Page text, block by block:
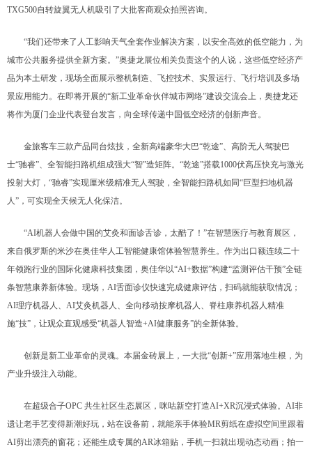
TXG500自转旋翼无人机吸引了大批客商观众拍照咨询。
“我们还带来了人工影响天气全套作业解决方案，以安全高效的低空能力，为
城市公共服务提供全新方案。”奥捷龙展位相关负责这个的人说，这些低空经济产
品为本土研发，现场全面展示整机制造、飞控技术、实景运行、飞行培训及多场
景应用能力。在即将开展的“新工业革命伙伴城市网络”建设交流会上，奥捷龙还
将作为厦门企业代表登台发言，向全球传递中国低空经济的创新声音。
金旅客车三款产品同台炫技，全新高端豪华大巴“乾途”、高阶无人驾驶巴
士“驰睿”、全智能扫路机组成强大“智”造矩阵。“乾途”搭载1000伏高压快充与激光
投射大灯，“驰睿”实现厘米级精准无人驾驶，全智能扫路机如同“巨型扫地机器
人”，可实现全天候无人化保洁。
“AI机器人会做中国的艾灸和面诊舌诊，太酷了！”在智慧医疗与教育展区，
来自俄罗斯的米沙在奥佳华人工智能健康馆体验智慧养生。作为出口额连续二十
年领跑行业的国际化健康科技集团，奥佳华以“AI+数据”构建“监测评估干预”全链
条智慧康养新体验。现场，AI舌面诊仪快速完成健康评估，扫码就能获取情况；
AI理疗机器人、AI艾灸机器人、全向移动按摩机器人、脊柱康养机器人精准
施“技”，让观众直观感受“机器人智造+AI健康服务”的全新体验。
创新是新工业革命的灵魂。本届金砖展上，一大批“创新+”应用落地生根，为
产业升级注入动能。
在超级合子OPC 共生社区生态展区，咪咕新空打造AI+XR沉浸式体验。AI非
遗让老手艺变得新潮好玩，站在设备前，就能亲手体验MR剪纸在虚拟空间里跟着
AI剪出漂亮的窗花；还能生成专属的AR冰箱贴，手机一扫就出现动态动画；拍一